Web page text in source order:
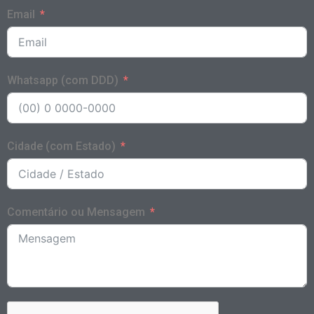
Email
Whatsapp (com DDD)
Cidade (com Estado)
Comentário ou Mensagem